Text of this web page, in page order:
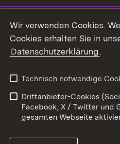
Kontakt
Impressum
Wir verwenden Cookies.
Cookies erhalten Sie in
Datenschutzerklärung.
Technisch notwendige
Drittanbieter-Cookies
Facebook, X / Twitter und
gesamten Webseite